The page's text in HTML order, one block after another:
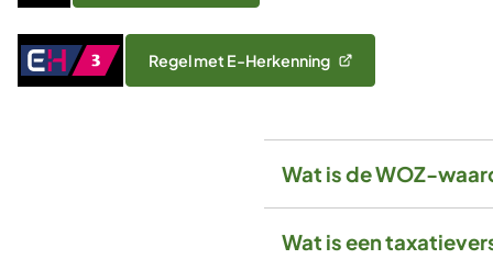
een
externe
website)
Inloggen
met
Regel met E-Herkenning
(Verwijst
Wat is de WOZ-
Wat is een